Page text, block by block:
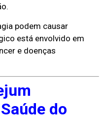
podem causar
está envolvido em
e doenças
do